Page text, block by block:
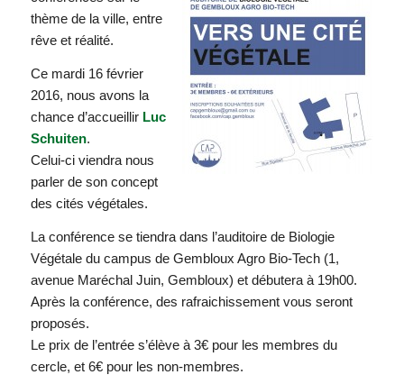
thème de la ville, entre
rêve et réalité.
Ce mardi 16 février
2016, nous avons la
chance d’accueillir Luc
Schuiten.
Celui-ci viendra nous
parler de son concept
des cités végétales.
La conférence se tiendra dans l’auditoire de Biologie
Végétale du campus de Gembloux Agro Bio-Tech (1,
avenue Maréchal Juin, Gembloux) et débutera à 19h00.
Après la conférence, des rafraichissement vous seront
proposés.
Le prix de l’entrée s’élève à 3€ pour les membres du
cercle, et 6€ pour les non-membres.